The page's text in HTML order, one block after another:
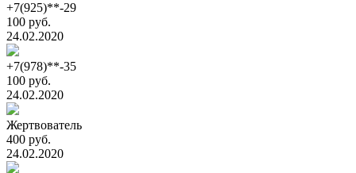
+7(925)**-29
100 руб.
24.02.2020
+7(978)**-35
100 руб.
24.02.2020
Жертвователь
400 руб.
24.02.2020